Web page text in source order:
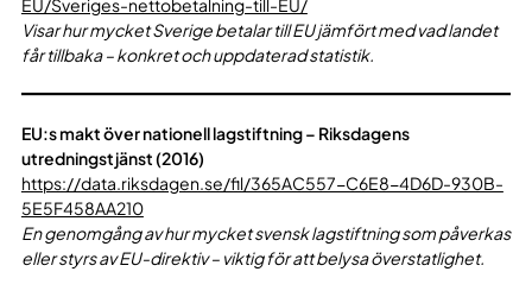
EU/Sveriges-nettobetalning-till-EU/
Visar hur mycket Sverige betalar till EU jämfört med vad landet
får tillbaka – konkret och uppdaterad statistik.
EU:s makt över nationell lagstiftning – Riksdagens
utredningstjänst (2016)
https://data.riksdagen.se/fil/365AC557-C6E8-4D6D-930B-
5E5F458AA210
En genomgång av hur mycket svensk lagstiftning som påverkas
eller styrs av EU-direktiv – viktig för att belysa överstatlighet.